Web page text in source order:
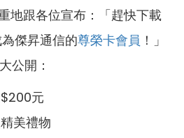
跟各位宣布：「趕快下載
為傑昇通信的尊榮卡會員 ！」
公開：
元
美禮物